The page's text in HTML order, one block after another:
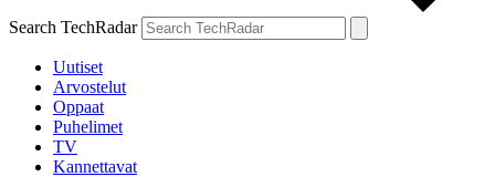
Search TechRadar
Uutiset
Arvostelut
Oppaat
Puhelimet
TV
Kannettavat